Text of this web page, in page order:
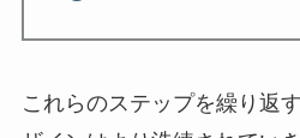
これらのステップを繰り返